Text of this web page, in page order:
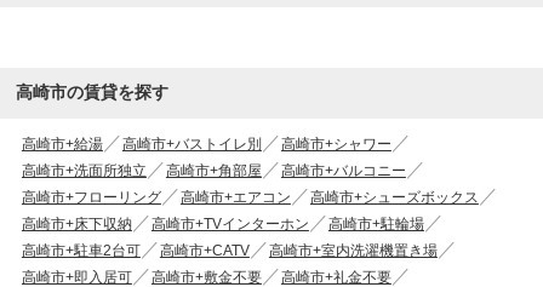
高崎市の賃貸を探す
高崎市+給湯 高崎市+バストイレ別
高崎市+シャワー
高崎市+洗面所独立
高崎市+角部屋
高崎市+バルコニー
高崎市+フローリング
高崎市+エアコン
高崎市+シューズボックス
高崎市+床下収納
高崎市+TVインターホン
高崎市+駐輪場
高崎市+駐車2台可
高崎市+CATV
高崎市+室内洗濯機置き場
高崎市+即入居可
高崎市+敷金不要
高崎市+礼金不要